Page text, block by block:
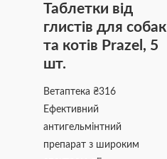
Таблетки від
глистів для собак
та котів Prazel, 5
шт.
Ветаптека₴316
Ефективний
антигельмінтний
препарат з широким